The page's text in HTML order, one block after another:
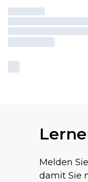
Melden
damit Sie